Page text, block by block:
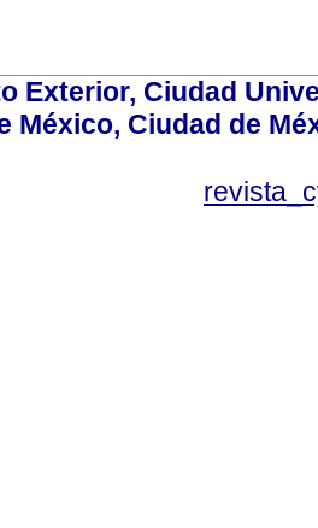
Exterior, Ciudad
México, Ciudad de